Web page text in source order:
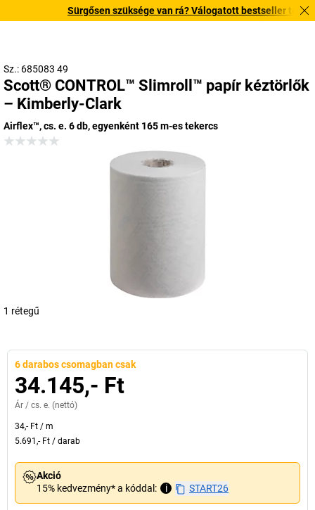
Sürgősen szüksége van rá? Válogatott bestseller
Sz.: 685083 49
Scott® CONTROL™ Slimroll™ papír kéztörlők
– Kimberly-Clark
Airflex™, cs. e. 6 db, egyenként 165 m-es tekercs
1 rétegű
6 darabos csomagban csak
34.145,- Ft
Ár / cs. e. (nettó)
34,- Ft / m
5.691,- Ft / darab
Akció
15% kedvezmény* a kóddal:
i START26